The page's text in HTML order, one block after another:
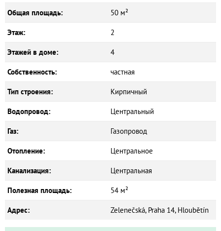
Общая площадь: 50 м²
Этаж: 2
Этажей в доме: 4
Собственность: частная
Тип строения: Кирпичный
Водопровод: Центральный
Газ: Газопровод
Отопление: Центральное
Канализация: Центральная
Полезная площадь: 54 м²
Адрес: Zelenečská, Praha 14, Hloubětín